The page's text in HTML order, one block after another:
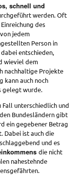
schnell und
werden. Oft
des
jedem
Person in
entschieden,
wieviel dem
nachhaltige Projekte
kann auch noch
gelegt wurde.
unterschiedlich und
Bundesländern gibt
ein gegebener Betrag
Dabei ist auch die
und es
die nicht
nahestehnde